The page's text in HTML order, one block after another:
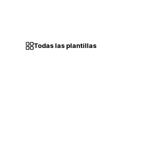
Todas las plantillas